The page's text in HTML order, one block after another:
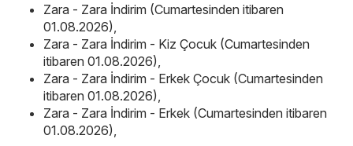
Zara - Zara İndirim (Cumartesinden itibaren
01.08.2026)
Zara - Zara İndirim - Kiz Çocuk (Cumartesinden
itibaren 01.08.2026)
Zara - Zara İndirim - Erkek Çocuk (Cumartesinden
itibaren 01.08.2026)
Zara - Zara İndirim - Erkek (Cumartesinden itibaren
01.08.2026)